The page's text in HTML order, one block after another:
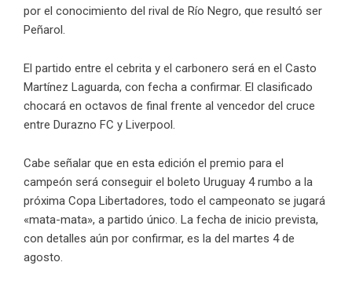
por el conocimiento del rival de Río Negro, que resultó ser
Peñarol.
El partido entre el cebrita y el carbonero será en el Casto
Martínez Laguarda, con fecha a confirmar. El clasificado
chocará en octavos de final frente al vencedor del cruce
entre Durazno FC y Liverpool.
Cabe señalar que en esta edición el premio para el
campeón será conseguir el boleto Uruguay 4 rumbo a la
próxima Copa Libertadores, todo el campeonato se jugará
«mata-mata», a partido único. La fecha de inicio prevista,
con detalles aún por confirmar, es la del martes 4 de
agosto.